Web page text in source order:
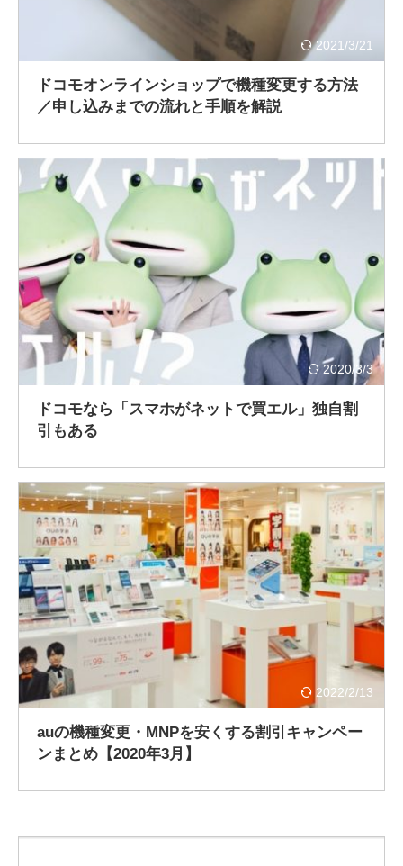
2021/3/21
ドコモオンラインショップで機種変更する方法
／申し込みまでの流れと手順を解説
2020/3/3
ドコモなら「スマホがネットで買エル」独自割
引もある
2022/2/13
auの機種変更・MNPを安くする割引キャンペー
ンまとめ【2020年3月】